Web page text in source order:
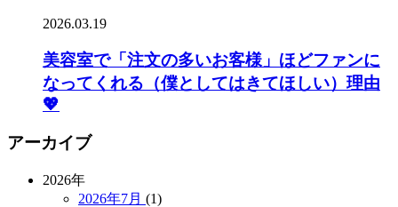
2026.03.19
美容室で「注文の多いお客様」ほどファンに
なってくれる（僕としてはきてほしい）理由
💖
アーカイブ
2026年
2026年7月 (1)